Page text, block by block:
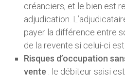
créanciers, et le bien est
adjudication.
payer la différence entre
de la revente si celui-ci est
Risques d’occupation
vente : le débiteur saisi